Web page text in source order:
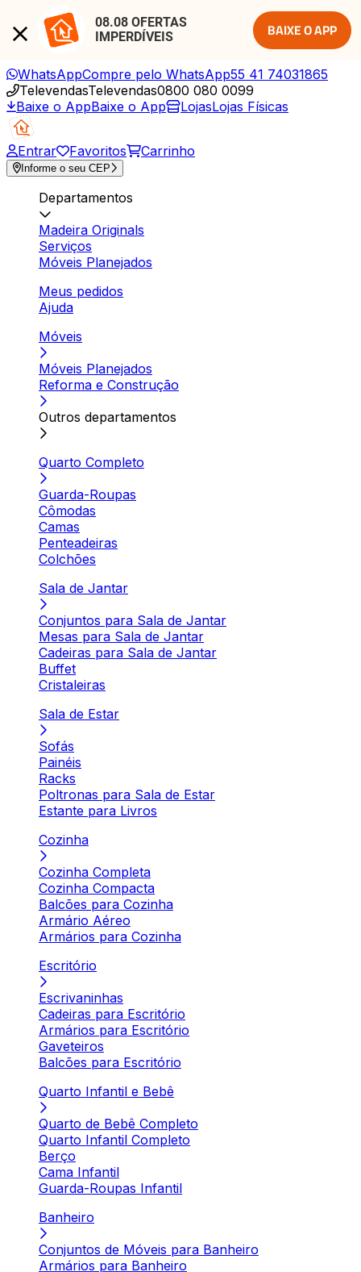
08.08 OFERTAS
IMPERDÍVEIS
BAIXE O APP
WhatsAppCompre pelo WhatsApp55 41 74031865
TelevendasTelevendas0800 080 0099
Baixe o AppBaixe o App LojasLojas Físicas
Entrar Favoritos Carrinho
Informe o seu CEP
Departamentos
Madeira Originals
Serviços
Móveis Planejados
Meus pedidos
Ajuda
Móveis
Móveis Planejados
Reforma e Construção
Outros departamentos
Quarto Completo
Guarda-Roupas
Cômodas
Camas
Penteadeiras
Colchões
Sala de Jantar
Conjuntos para Sala de Jantar
Mesas para Sala de Jantar
Cadeiras para Sala de Jantar
Buffet
Cristaleiras
Sala de Estar
Sofás
Painéis
Racks
Poltronas para Sala de Estar
Estante para Livros
Cozinha
Cozinha Completa
Cozinha Compacta
Balcões para Cozinha
Armário Aéreo
Armários para Cozinha
Escritório
Escrivaninhas
Cadeiras para Escritório
Armários para Escritório
Gaveteiros
Balcões para Escritório
Quarto Infantil e Bebê
Quarto de Bebê Completo
Quarto Infantil Completo
Berço
Cama Infantil
Guarda-Roupas Infantil
Banheiro
Conjuntos de Móveis para Banheiro
Armários para Banheiro